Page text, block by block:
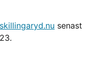
senast